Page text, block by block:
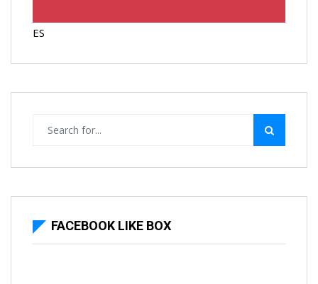
ES
FACEBOOK LIKE BOX